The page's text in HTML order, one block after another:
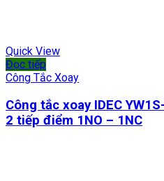
Quick View
Đọc tiếp
Công Tắc Xoay
Công tắc xoay IDEC
2 tiếp điểm 1NO – 1NC